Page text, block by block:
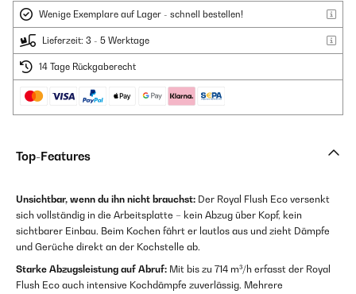
Wenige Exemplare auf Lager - schnell bestellen!
Lieferzeit: 3 - 5 Werktage
14 Tage Rückgaberecht
Top-Features
Unsichtbar, wenn du ihn nicht brauchst: Der Royal Flush Eco versenkt
sich vollständig in die Arbeitsplatte – kein Abzug über Kopf, kein
sichtbarer Einbau. Beim Kochen fährt er lautlos aus und zieht Dämpfe
und Gerüche direkt an der Kochstelle ab.
Starke Abzugsleistung auf Abruf: Mit bis zu 714 m³/h erfasst der Royal
Flush Eco auch intensive Kochdämpfe zuverlässig. Mehrere